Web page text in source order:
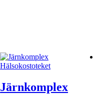
Järnkomplex